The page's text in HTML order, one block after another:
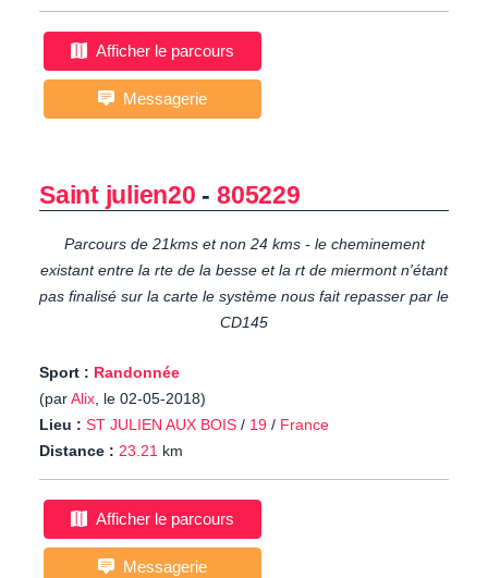
Afficher le parcours
Messagerie
Saint julien20 -805229
Parcours de 21kms et non 24 kms - le cheminement
existant entre la rte de la besse et la rt de miermont n'étant
pas finalisé sur la carte le système nous fait repasser par le
CD145
Sport : Randonnée
(parAlix, le 02-05-2018)
Lieu : ST JULIEN AUX BOIS / 19 / France
Distance : 23.21 km
Afficher le parcours
Messagerie